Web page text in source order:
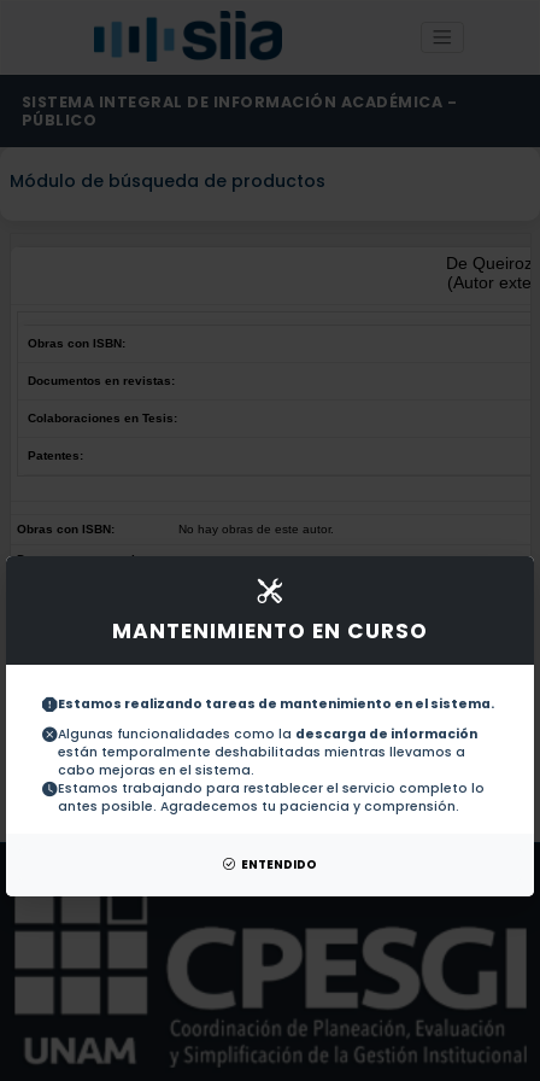
MANTENIMIENTO EN CURSO
Estamos realizando tareas de mantenimiento en el sistema.
Algunas funcionalidades como la descarga de información
están temporalmente deshabilitadas mientras llevamos a
cabo mejoras en el sistema.
Estamos trabajando para restablecer el servicio completo lo
antes posible. Agradecemos tu paciencia y comprensión.
ENTENDIDO
SISTEMA INTEGRAL DE INFORMACIÓN ACADÉMICA -
PÚBLICO
Módulo de búsqueda de productos
De Queiroz
(Autor
Obras con ISBN:
Documentos en revistas:
Colaboraciones en Tesis:
Patentes:
Obras con ISBN: No hay obras de este autor.
Documentos en revistas:
Taxonomic and nomenclatural novelties in the
Colaboraciones en Tesis: No hay tesis de este autor.